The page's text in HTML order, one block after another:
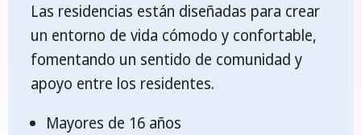
Las residencias están diseñadas para crear
un entorno de vida cómodo y confortable,
fomentando un sentido de comunidad y
apoyo entre los residentes.
Mayores de 16 años